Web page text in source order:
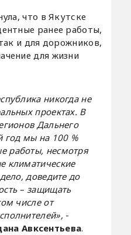
что в Якутске
ранее работы,
и для дорожников,
для жизни
никогда не
проектах. В
Дальнего
год мы на 100 %
работы, несмотря
климатические
доведите до
– защищать
числе от
-
Авксентьева.